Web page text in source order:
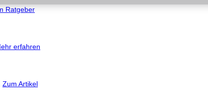
Ratgeber
erfahren
Zum Artikel